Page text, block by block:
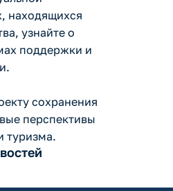
находящихся
узнайте о
поддержки и
сохранения
перспективы
туризма.